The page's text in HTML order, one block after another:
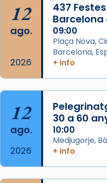
View on Facebook · Share
Arquebisbat de
2 weeks ago
Memòria de les
Acompanyant la
partir de l’Edat
que les santes
Semproniana
eterna”) són
frare Joan Gaspar
que les santes són
Mataró en
12
ago.
2026
437
Barcelona
09:00
Plaça Nova,
Barcelona,
+ info
12
ago.
2026
30 a 60
10:00
Medjugorje,
+ info